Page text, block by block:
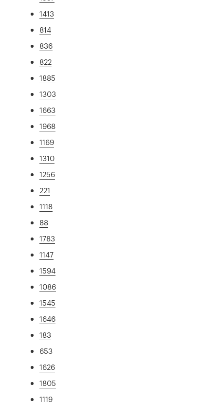
1413
814
836
822
1885
1303
1663
1968
1169
1310
1256
221
1118
88
1783
1147
1594
1086
1545
1646
183
653
1626
1805
1119